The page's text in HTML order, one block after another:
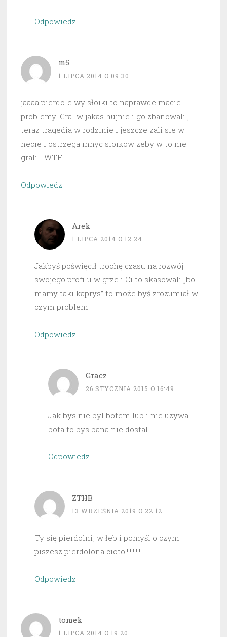
Odpowiedz
m5
1 LIPCA 2014 O 09:30
jaaaa pierdole wy słoiki to naprawde macie
problemy! Gral w jakas hujnie i go zbanowali ,
teraz tragedia w rodzinie i jeszcze zali sie w
necie i ostrzega innyc sloikow zeby w to nie
grali… WTF
Odpowiedz
Arek
1 LIPCA 2014 O 12:24
Jakbyś poświęcił trochę czasu na rozwój
swojego profilu w grze i Ci to skasowali „bo
mamy taki kaprys” to może byś zrozumiał w
czym problem.
Odpowiedz
Gracz
26 STYCZNIA 2015 O 16:49
Jak bys nie byl botem lub i nie uzywal
bota to bys bana nie dostal
Odpowiedz
ZTHB
13 WRZEŚNIA 2019 O 22:12
Ty się pierdolnij w łeb i pomyśl o czym
piszesz pierdolona cioto!!!!!!!!!!
Odpowiedz
tomek
1 LIPCA 2014 O 19:20